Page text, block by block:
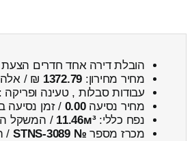
הובלת דירה אחד חדרים
מחיר מחירון: 1372.79 ₪ / אלה
עבודות סבלות , טעינה ופריקה :
מחיר נסיעה0.00 / זמן נסיעה
נפח כללי:11.46м³ / המשקל
מכרז מספר № STNS-3089
/